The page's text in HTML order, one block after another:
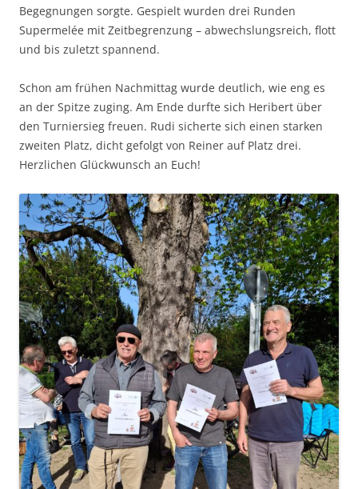
Begegnungen sorgte. Gespielt wurden drei Runden
Supermelée mit Zeitbegrenzung – abwechslungsreich, flott
und bis zuletzt spannend.
Schon am frühen Nachmittag wurde deutlich, wie eng es
an der Spitze zuging. Am Ende durfte sich Heribert über
den Turniersieg freuen. Rudi sicherte sich einen starken
zweiten Platz, dicht gefolgt von Reiner auf Platz drei.
Herzlichen Glückwunsch an Euch!